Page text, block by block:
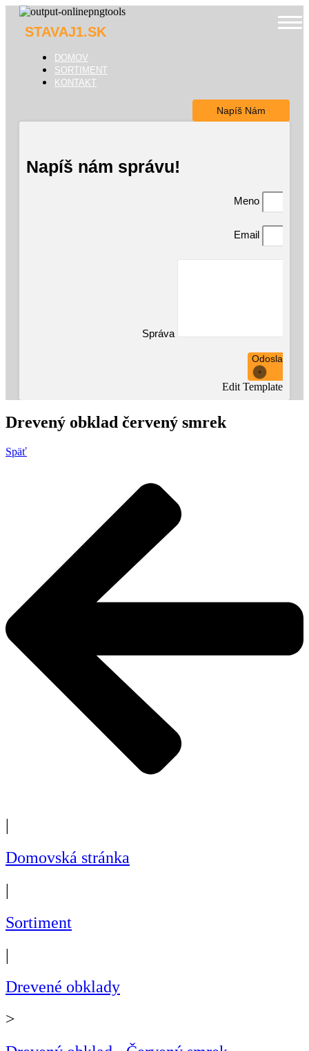
STAVAJ1.SK
DOMOV
SORTIMENT
KONTAKT
Napíš Nám
Napíš nám správu!
Meno
Email
Správa
Odoslať
Edit Template
Drevený obklad červený smrek
Späť
|
Domovská stránka
|
Sortiment
|
Drevené obklady
>
Domov
Sortiment